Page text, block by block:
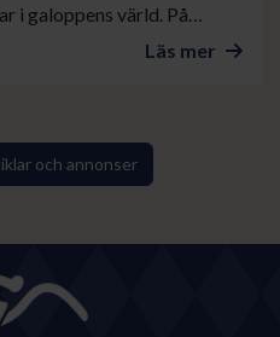
i galoppens värld. På
är det lunchgalopp på
Sedan avslutas veckan
årets stora familjedag på
Göteborgs Stora Pris.
Läs mer
och annonser